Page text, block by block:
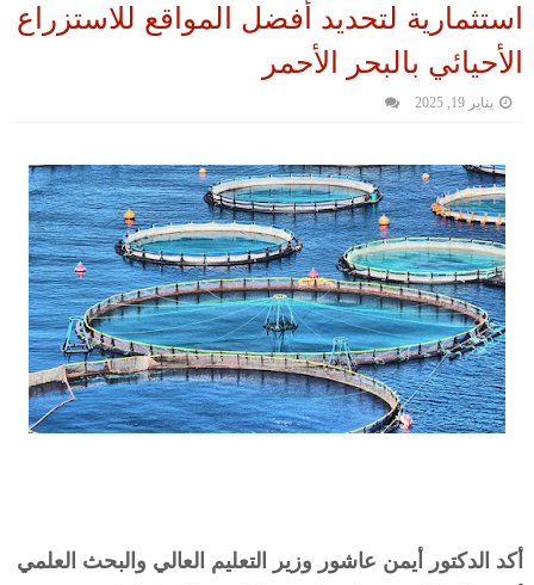
استثمارية لتحديد أفضل المواقع للاستزراع
الأحيائي بالبحر الأحمر
يناير 19, 2025
أكد الدكتور أيمن عاشور وزير التعليم العالي والبحث العلمي